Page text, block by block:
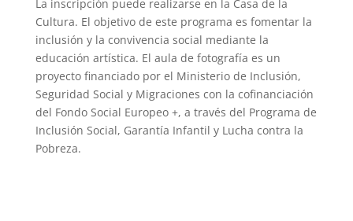
La inscripción puede realizarse en la Casa de la
Cultura. El objetivo de este programa es fomentar la
inclusión y la convivencia social mediante la
educación artística. El aula de fotografía es un
proyecto financiado por el Ministerio de Inclusión,
Seguridad Social y Migraciones con la cofinanciación
del Fondo Social Europeo +, a través del Programa de
Inclusión Social, Garantía Infantil y Lucha contra la
Pobreza.